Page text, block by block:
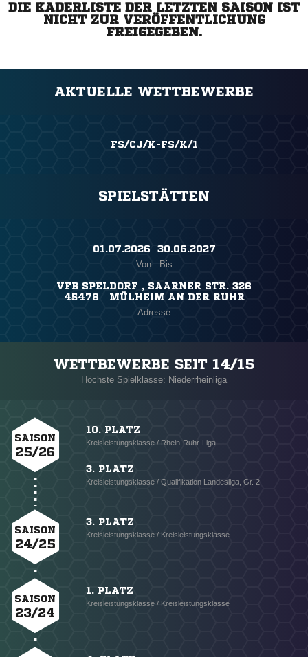
DIE KADERLISTE DER LETZTEN SAISON IST
NICHT ZUR VERÖFFENTLICHUNG
FREIGEGEBEN.
AKTUELLE WETTBEWERBE
FS/CJ/K-FS/K/1
SPIELSTÄTTEN
01.07.2026 ​ 30.06.2027
Von - Bis
VFB SPELDORF , SAARNER STR. 326
45478 MÜLHEIM AN DER RUHR
Adresse
WETTBEWERBE SEIT 14/15
Höchste Spielklasse: Niederrheinliga
SAISON
25/26
10. PLATZ
Kreisleistungsklasse / Rhein-Ruhr-Liga
3. PLATZ
Kreisleistungsklasse / Qualifikation Landesliga, Gr. 2
SAISON
24/25
3. PLATZ
Kreisleistungsklasse / Kreisleistungsklasse
SAISON
23/24
1. PLATZ
Kreisleistungsklasse / Kreisleistungsklasse